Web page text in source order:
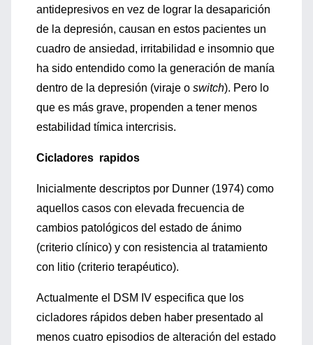
antidepresivos en vez de lograr la desaparición
de la depresión, causan en estos pacientes un
cuadro de ansiedad, irritabilidad e insomnio que
ha sido entendido como la generación de manía
dentro de la depresión (viraje o switch). Pero lo
que es más grave, propenden a tener menos
estabilidad tímica intercrisis.
Cicladores rapidos
Inicialmente descriptos por Dunner (1974) como
aquellos casos con elevada frecuencia de
cambios patológicos del estado de ánimo
(criterio clínico) y con resistencia al tratamiento
con litio (criterio terapéutico).
Actualmente el DSM IV especifica que los
cicladores rápidos deben haber presentado al
menos cuatro episodios de alteración del estado